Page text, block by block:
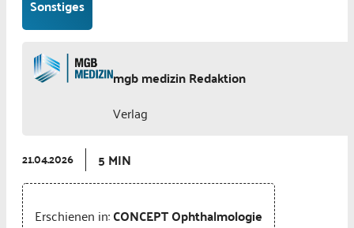
Sonstiges
mgb medizin Redaktion
Verlag
21.04.2026 5 MIN
Erschienen in:CONCEPT Ophthalmologie